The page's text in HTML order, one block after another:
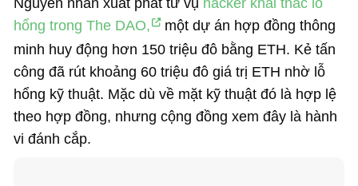
hổng trong The DAO,
một dự án hợp đồng thông
minh huy động hơn 150 triệu đô bằng ETH. Kẻ tấn
công đã rút khoảng 60 triệu đô giá trị ETH nhờ lỗ
hổng kỹ thuật. Mặc dù về mặt kỹ thuật đó là hợp lệ
theo hợp đồng, nhưng cộng đồng xem đây là hành
vi đánh cắp.